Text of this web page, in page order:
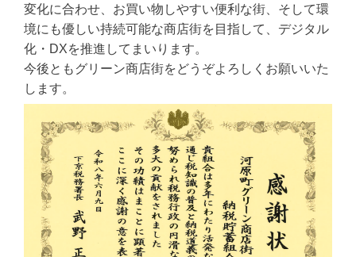
変化に合わせ、お買い物しやすい便利な街、そして環
境にも優しい持続可能な商店街を目指して、デジタル
化・DXを推進してまいります。
今後ともグリーン商店街をどうぞよろしくお願いいた
します。